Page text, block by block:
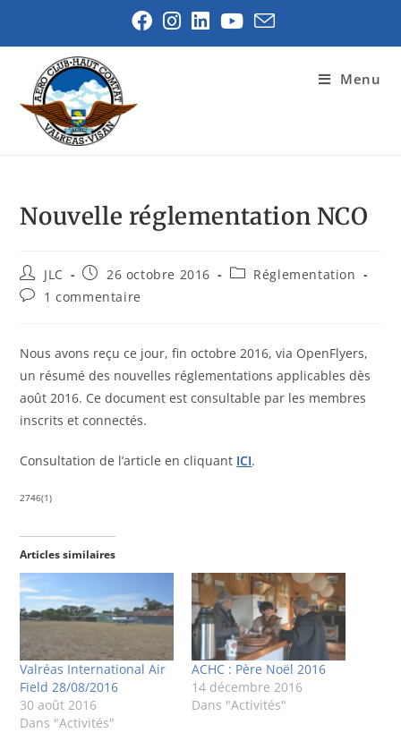
Menu
Nouvelle réglementation NCO
JLC 26 octobre 2016
Réglementation
1 commentaire
Nous avons reçu ce jour, fin octobre 2016, via OpenFlyers,
un résumé des nouvelles réglementations applicables dès
août 2016. Ce document est consultable par les membres
inscrits et connectés.
Consultation de l’article en cliquant ICI.
2746(1)
Articles similaires
Valréas International Air
Field 28/08/2016
30 août 2016
Dans "Activités"
ACHC : Père Noël 2016
14 décembre 2016
Dans "Activités"